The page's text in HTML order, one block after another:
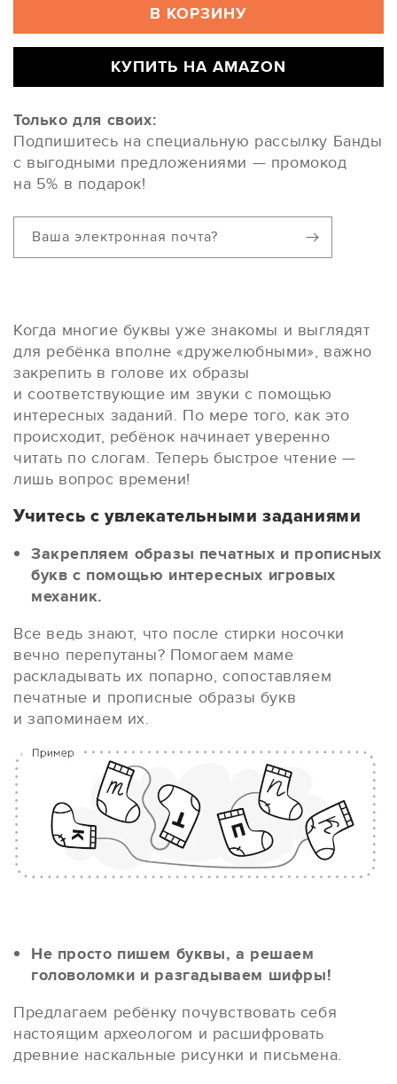
В КОРЗИНУ
КУПИТЬ НА AMAZON
Только для своих:
Подпишитесь на специальную рассылку Банды
с выгодными предложениями — промокод
на 5% в подарок!
Ваша электронная почта?
Когда многие буквы уже знакомы и выглядят
для ребёнка вполне «дружелюбными», важно
закрепить в голове их образы
и соответствующие им звуки с помощью
интересных заданий. По мере того, как это
происходит, ребёнок начинает уверенно
читать по слогам. Теперь быстрое чтение —
лишь вопрос времени!
Учитесь с увлекательными заданиями
Закрепляем образы печатных и прописных
букв с помощью интересных игровых
механик.
Все ведь знают, что после стирки носочки
вечно перепутаны? Помогаем маме
раскладывать их попарно, сопоставляем
печатные и прописные образы букв
и запоминаем их.
Не просто пишем буквы, а решаем
головоломки и разгадываем шифры!
Предлагаем ребёнку почувствовать себя
настоящим археологом и расшифровать
древние наскальные рисунки и письмена.